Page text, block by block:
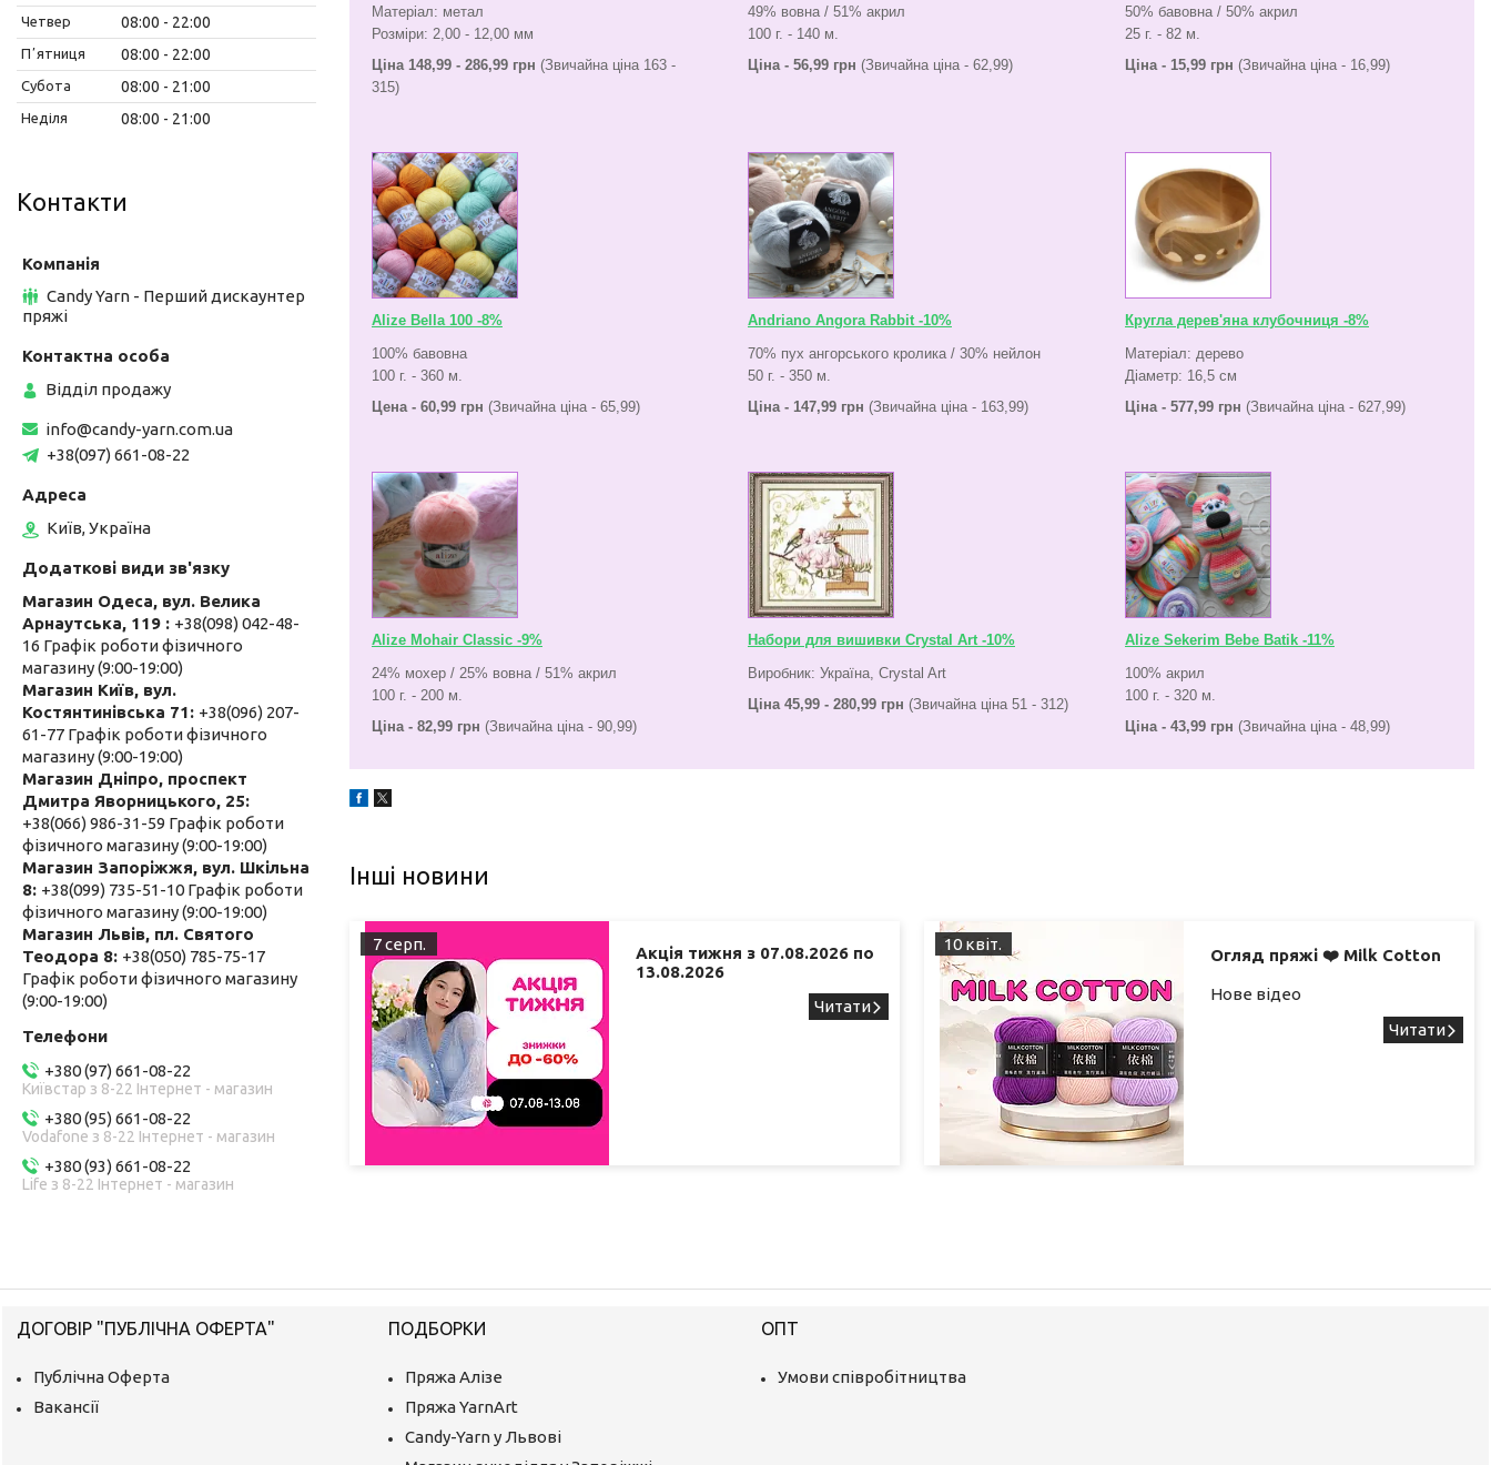
Матеріал: метал
Розміри: 2,00 - 12,00 мм
Ціна 148,99 - 286,99 грн (Звичайна ціна 163 -
315)
49% вовна / 51% акрил
100 г. - 140 м.
Ціна - 56,99 грн (Звичайна ціна - 62,99)
50% бавовна / 50% акрил
25 г. - 82 м.
Ціна - 15,99 грн (Звичайна ціна - 16,99)
Alize Bella 100 -8%
100% бавовна
100 г. - 360 м.
Цена - 60,99 грн (Звичайна ціна - 65,99)
Andriano Angora Rabbit -10%
70% пух ангорського кролика / 30% нейлон
50 г. - 350 м.
Ціна - 147,99 грн (Звичайна ціна - 163,99)
Кругла дерев'яна клубочниця -8%
Матеріал: дерево
Діаметр: 16,5 см
Ціна - 577,99 грн (Звичайна ціна - 627,99)
Alize Mohair Classic -9%
24% мохер / 25% вовна / 51% акрил
100 г. - 200 м.
Ціна - 82,99 грн (Звичайна ціна - 90,99)
Набори для вишивки Crystal Art -10%
Виробник: Україна, Crystal Art
Ціна 45,99 - 280,99 грн (Звичайна ціна 51 - 312)
Alize Sekerim Bebe Batik -11%
100% акрил
100 г. - 320 м.
Ціна - 43,99 грн (Звичайна ціна - 48,99)
Інші новини
7 серп.
Акція тижня з 07.08.2026 по
13.08.2026
10 квіт.
Огляд пряжі ❤️ Milk Cotton
Нове відео
Четвер 08:00 22:00
Пʼятниця 08:00 22:00
Субота 08:00 21:00
Неділя 08:00 21:00
Контакти
Candy Yarn - Перший дискаунтер
пряжі
Відділ продажу
info@candy-yarn.com.ua
+38(097) 661-08-22
Київ, Україна
Магазин Одеса, вул. Велика
Арнаутська, 119
+38(098) 042-48-
16 Графік роботи фізичного
магазину (9:00-19:00)
Магазин Київ, вул.
Костянтинівська 71
+38(096) 207-
61-77 Графік роботи фізичного
магазину (9:00-19:00)
Магазин Дніпро, проспект
Дмитра Яворницького, 25
+38(066) 986-31-59 Графік роботи
фізичного магазину (9:00-19:00)
Магазин Запоріжжя, вул. Шкільна
8 +38(099) 735-51-10 Графік роботи
фізичного магазину (9:00-19:00)
Магазин Львів, пл. Святого
Теодора 8 +38(050) 785-75-17
Графік роботи фізичного магазину
(9:00-19:00)
+380 (97) 661-08-22
Київстар з 8-22 Інтернет - магазин
+380 (95) 661-08-22
Vodafone з 8-22 Інтернет - магазин
+380 (93) 661-08-22
Life з 8-22 Інтернет - магазин
ДОГОВІР "ПУБЛІЧНА ОФЕРТА"
Публічна Оферта
Вакансії
ПОДБОРКИ
Пряжа Алізе
Пряжа YarnArt
Candy-Yarn у Львові
ОПТ
Умови співробітництва